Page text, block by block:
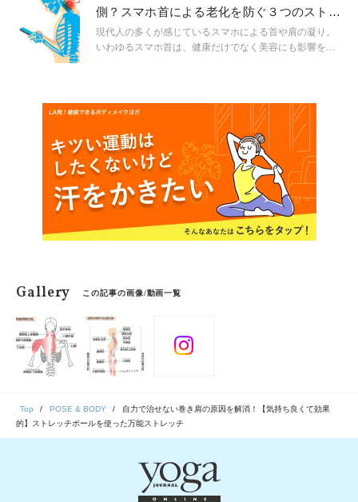
側？スマホ首による老化を防ぐ３つのストレ
ッチ
現代人の多くが感じているスマホによる首や肩の凝り。
いわゆるスマホ首は、健康だけでなく美容にも影響を及
Gallery この記事の画像/動画一覧
Top POSE & BODY
自力で治せない巻き肩の原因を解消！【気持ち良くて効果
的】ストレッチポールを使った万能ストレッチ